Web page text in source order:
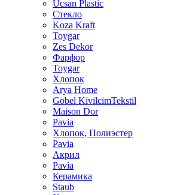
Ucsan Plastic
Стекло
Koza Kraft
Toygar
Zes Dekor
Фарфор
Toygar
Хлопок
Arya Home
Gobel KivilcimTekstil
Maison Dor
Pavia
Хлопок, Полиэстер
Pavia
Акрил
Pavia
Керамика
Staub